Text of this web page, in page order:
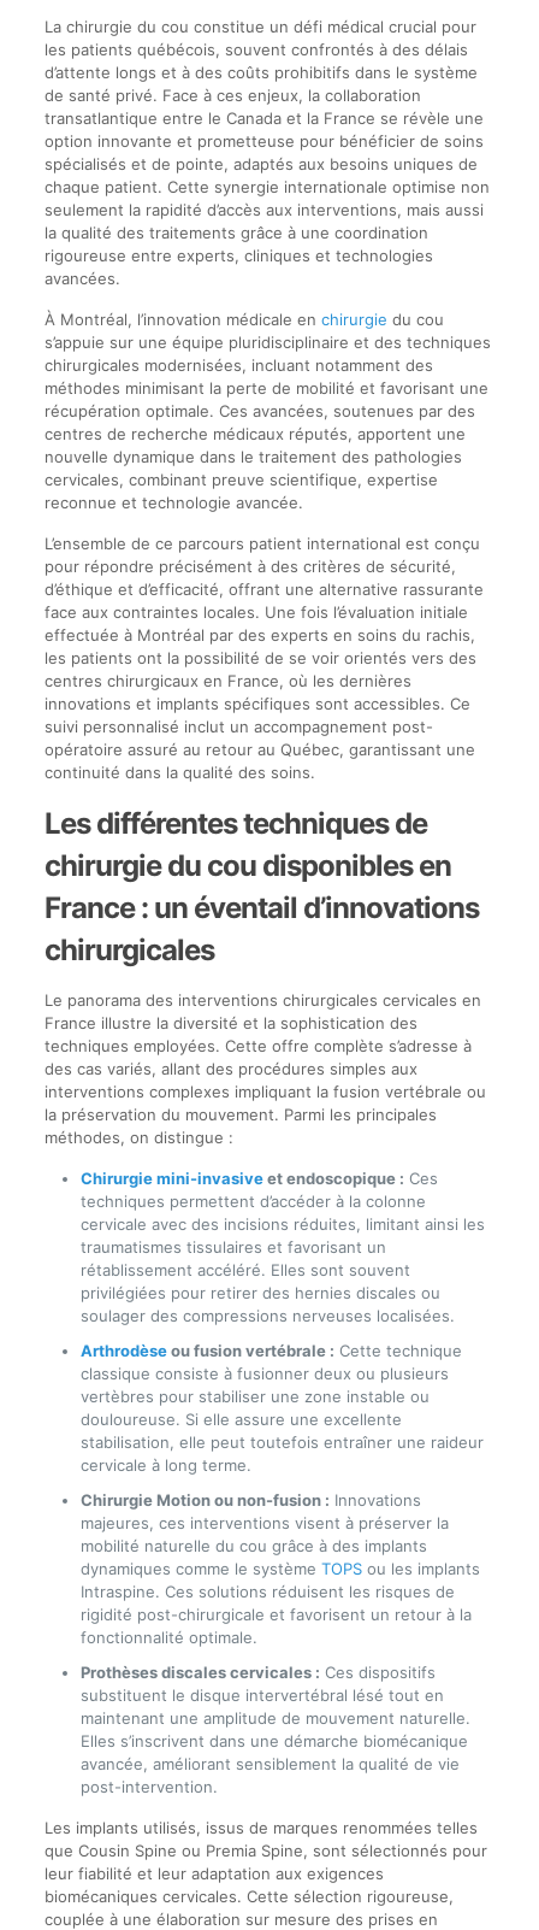
La chirurgie du cou constitue un défi médical crucial pour
les patients québécois, souvent confrontés à des délais
d’attente longs et à des coûts prohibitifs dans le système
de santé privé. Face à ces enjeux, la collaboration
transatlantique entre le Canada et la France se révèle une
option innovante et prometteuse pour bénéficier de soins
spécialisés et de pointe, adaptés aux besoins uniques de
chaque patient. Cette synergie internationale optimise non
seulement la rapidité d’accès aux interventions, mais aussi
la qualité des traitements grâce à une coordination
rigoureuse entre experts, cliniques et technologies
avancées.
À Montréal, l’innovation médicale en chirurgie du cou
s’appuie sur une équipe pluridisciplinaire et des techniques
chirurgicales modernisées, incluant notamment des
méthodes minimisant la perte de mobilité et favorisant une
récupération optimale. Ces avancées, soutenues par des
centres de recherche médicaux réputés, apportent une
nouvelle dynamique dans le traitement des pathologies
cervicales, combinant preuve scientifique, expertise
reconnue et technologie avancée.
L’ensemble de ce parcours patient international est conçu
pour répondre précisément à des critères de sécurité,
d’éthique et d’efficacité, offrant une alternative rassurante
face aux contraintes locales. Une fois l’évaluation initiale
effectuée à Montréal par des experts en soins du rachis,
les patients ont la possibilité de se voir orientés vers des
centres chirurgicaux en France, où les dernières
innovations et implants spécifiques sont accessibles. Ce
suivi personnalisé inclut un accompagnement post-
opératoire assuré au retour au Québec, garantissant une
continuité dans la qualité des soins.
Les différentes techniques de
chirurgie du cou disponibles en
France : un éventail d’innovations
chirurgicales
Le panorama des interventions chirurgicales cervicales en
France illustre la diversité et la sophistication des
techniques employées. Cette offre complète s’adresse à
des cas variés, allant des procédures simples aux
interventions complexes impliquant la fusion vertébrale ou
la préservation du mouvement. Parmi les principales
méthodes, on distingue :
Chirurgie mini-invasiveet endoscopique : Ces
techniques permettent d’accéder à la colonne
cervicale avec des incisions réduites, limitant ainsi les
traumatismes tissulaires et favorisant un
rétablissement accéléré. Elles sont souvent
privilégiées pour retirer des hernies discales ou
soulager des compressions nerveuses localisées.
Arthrodèseou fusion vertébrale : Cette technique
classique consiste à fusionner deux ou plusieurs
vertèbres pour stabiliser une zone instable ou
douloureuse. Si elle assure une excellente
stabilisation, elle peut toutefois entraîner une raideur
cervicale à long terme.
Chirurgie Motion ou non-fusion : Innovations
majeures, ces interventions visent à préserver la
mobilité naturelle du cou grâce à des implants
dynamiques comme le système TOPSou les implants
Intraspine. Ces solutions réduisent les risques de
rigidité post-chirurgicale et favorisent un retour à la
fonctionnalité optimale.
Prothèses discales cervicales : Ces dispositifs
substituent le disque intervertébral lésé tout en
maintenant une amplitude de mouvement naturelle.
Elles s’inscrivent dans une démarche biomécanique
avancée, améliorant sensiblement la qualité de vie
post-intervention.
Les implants utilisés, issus de marques renommées telles
que Cousin Spine ou Premia Spine, sont sélectionnés pour
leur fiabilité et leur adaptation aux exigences
biomécaniques cervicales. Cette sélection rigoureuse,
couplée à une élaboration sur mesure des prises en